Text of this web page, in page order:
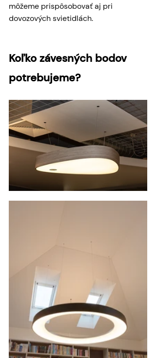
môžeme prispôsobovať aj pri
dovozových svietidlách.
Koľko závesných bodov
potrebujeme?